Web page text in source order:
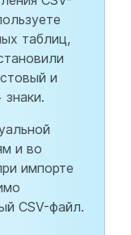
таблиц,
и
знаки.
и во
импорте
CSV-файл.